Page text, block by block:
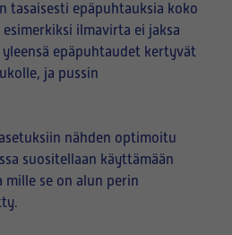
tasaisesti epäpuhtauksia koko
ilmavirta ei jaksa
epäpuhtaudet kertyvät
ja pussin
nähden optimoitu
suositellaan käyttämään
mille se on alun perin